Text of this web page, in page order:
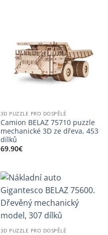
3D PUZZLE PRO DOSPĚLÉ
Camion BELAZ 75710 puzzle
mechanické 3D ze dřeva, 453
dílků
69.90€
3D PUZZLE PRO DOSPĚLÉ